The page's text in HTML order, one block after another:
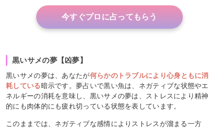
今すぐプロに占ってもらう
黒いサメの夢【凶夢】
黒いサメの夢は、あなたが何らかのトラブルにより心身ともに消
耗している暗示です。夢占いで黒い魚は、ネガティブな状態やエ
ネルギーの消耗を意味し、黒いサメの夢は、ストレスにより精神
的にも肉体的にも疲れ切っている状態を表しています。
このままでは、ネガティブな感情によりストレスが溜まる一方